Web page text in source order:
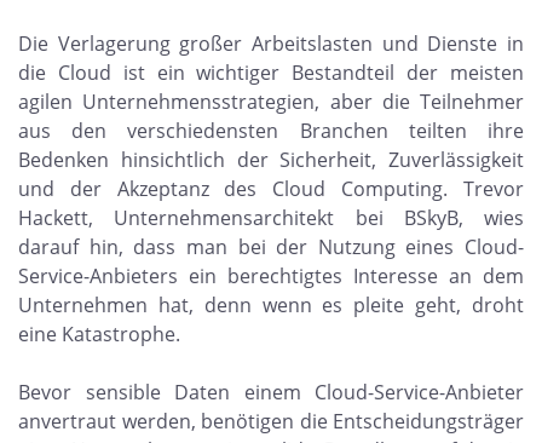
Die Verlagerung großer Arbeitslasten und Dienste in
die Cloud ist ein wichtiger Bestandteil der meisten
agilen Unternehmensstrategien, aber die Teilnehmer
aus den verschiedensten Branchen teilten ihre
Bedenken hinsichtlich der Sicherheit, Zuverlässigkeit
und der Akzeptanz des Cloud Computing. Trevor
Hackett, Unternehmensarchitekt bei BSkyB, wies
darauf hin, dass man bei der Nutzung eines Cloud-
Service-Anbieters ein berechtigtes Interesse an dem
Unternehmen hat, denn wenn es pleite geht, droht
eine Katastrophe.
Bevor sensible Daten einem Cloud-Service-Anbieter
anvertraut werden, benötigen die Entscheidungsträger